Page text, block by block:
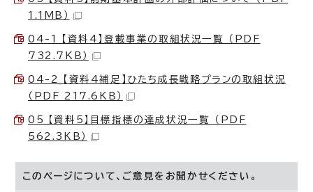
1.1MB）
04-1_【資料4】登載事業の取組状況一覧 （PDF
732.7KB）
04-2_【資料4補足】ひたち成長戦略プランの取組状況
（PDF 217.6KB）
05_【資料5】目標指標の達成状況一覧 （PDF
562.3KB）
このページについて、ご意見をお聞かせください。